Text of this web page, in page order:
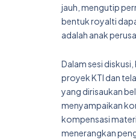
jauh, mengutip
bentuk royalti
adalah anak
Dalam sesi
proyek KTI dan
yang dirisaukan
menyampaikan
kompensasi
menerangkan